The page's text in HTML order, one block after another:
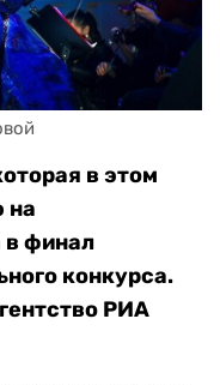
в этом
на
в финал
конкурса.
РИА